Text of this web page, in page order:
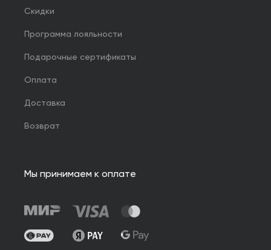
Скидки
Программа лояльности
Подарочные сертификаты
Оплата
Доставка
Возврат
Мы принимаем к оплате